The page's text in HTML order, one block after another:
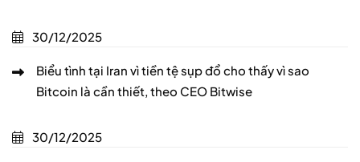
30/12/2025
Biểu tình tại Iran vì tiền tệ sụp đổ cho thấy vì sao
Bitcoin là cần thiết, theo CEO Bitwise
30/12/2025